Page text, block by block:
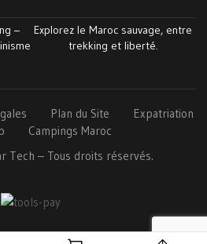
–
Explorez le Maroc sauvage, entre
trekking et liberté.
Plan du Site
Expatriation
Campings Maroc
Tech – Tous droits réservés.